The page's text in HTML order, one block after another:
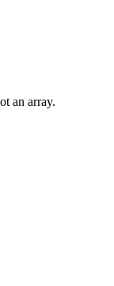
an array.